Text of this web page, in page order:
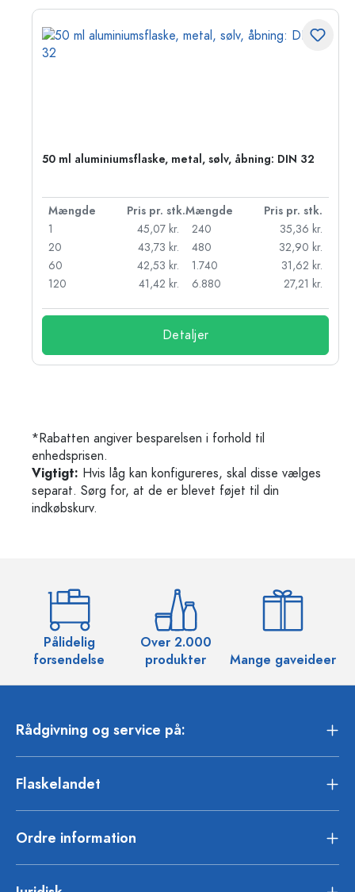
50 ml aluminiumsflaske, metal, sølv, åbning: DIN 32
Mængde Pris pr. stk.Mængde
Pris pr. stk.
1
45,07 kr.
20
43,73 kr.
60
42,53 kr.
120
41,42 kr.
240
35,36 kr.
480
32,90 kr.
1.740
31,62 kr.
6.880
27,21 kr.
Detaljer
*Rabatten angiver besparelsen i forhold til
enhedsprisen.
Vigtigt: Hvis låg kan konfigureres, skal disse vælges
separat. Sørg for, at de er blevet føjet til din
indkøbskurv.
Pålidelig
forsendelse
Over 2.000
produkter
Mange gaveideer
Rådgivning og service på:
Flaskelandet
Ordre information